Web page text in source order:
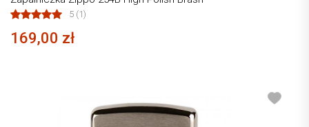
5 (1)
169,00 zł